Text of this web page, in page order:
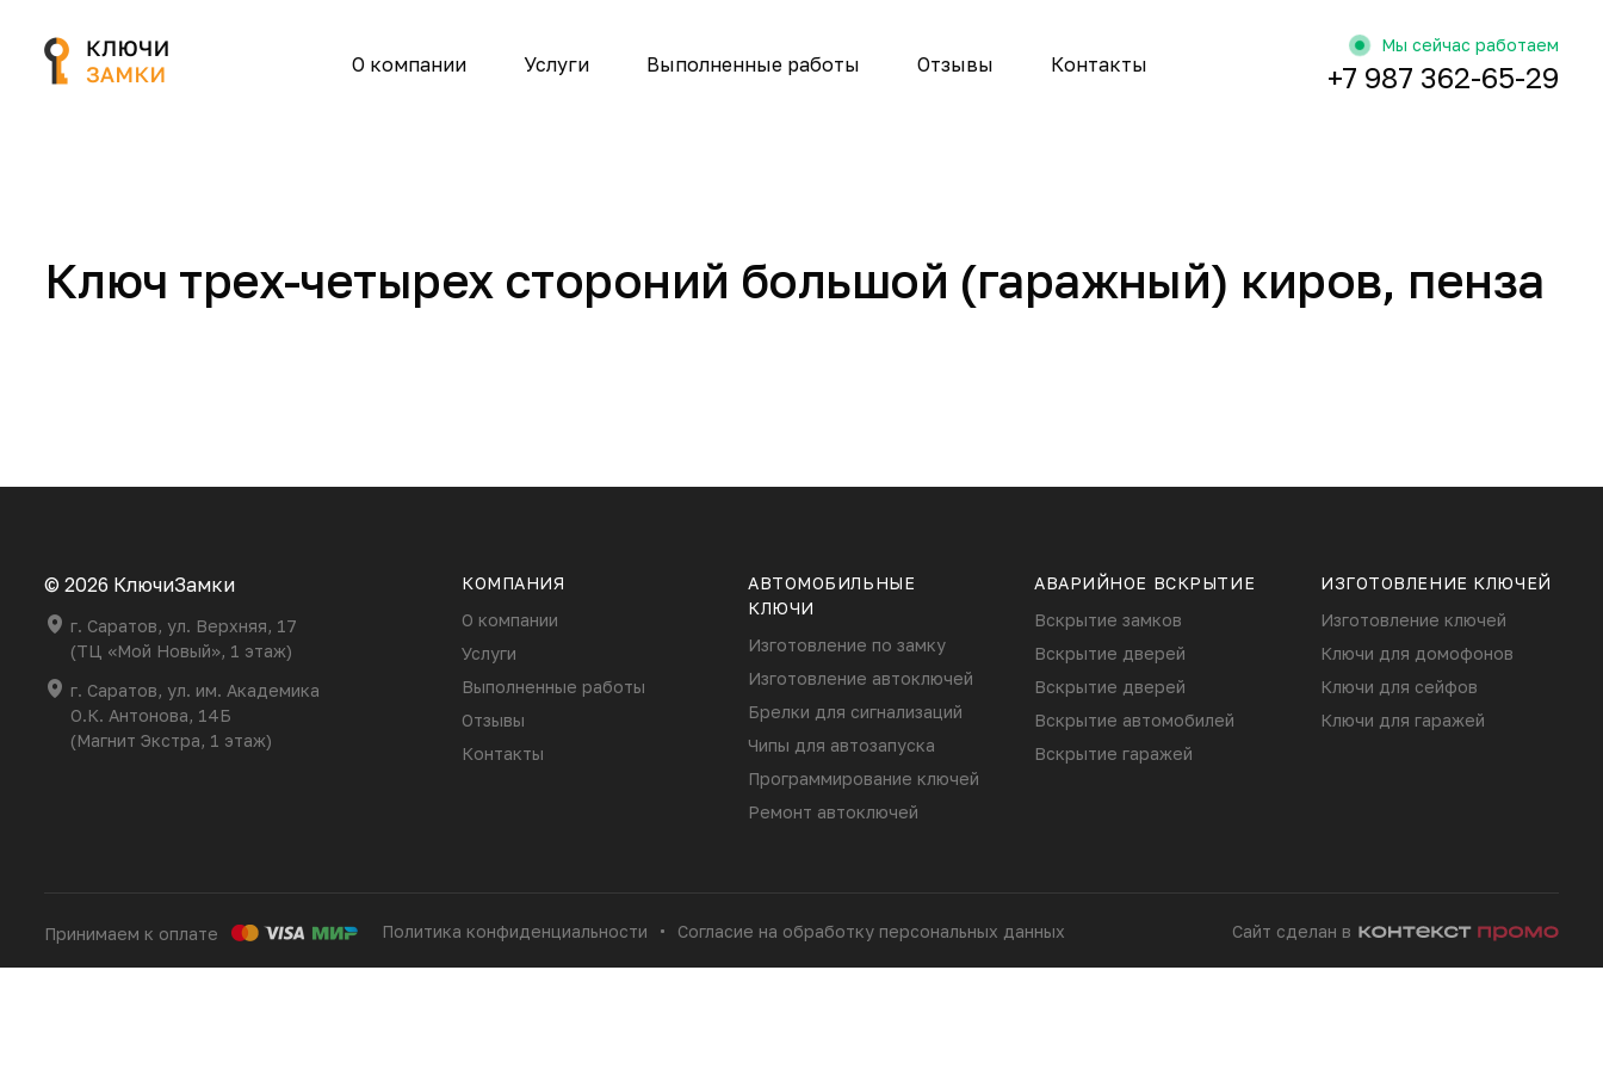
О компании Услуги Выполненные работы Отзывы Контакты
Мы сейчас работаем
+7 987 362-65-29
Ключ трех-четырех стороний большой (гаражный) киров, пенза
© 2026 КлючиЗамки
г. Саратов, ул. Верхняя, 17
(ТЦ «Мой Новый», 1 этаж)
г. Саратов, ул. им. Академика
О.К. Антонова, 14Б
(Магнит Экстра, 1 этаж)
КОМПАНИЯ
О компании
Услуги
Выполненные работы
Отзывы
Контакты
АВТОМОБИЛЬНЫЕ
КЛЮЧИ
Изготовление по замку
Изготовление автоключей
Брелки для сигнализаций
Чипы для автозапуска
Программирование ключей
Ремонт автоключей
АВАРИЙНОЕ ВСКРЫТИЕ
Вскрытие замков
Вскрытие дверей
Вскрытие дверей
Вскрытие автомобилей
Вскрытие гаражей
ИЗГОТОВЛЕНИЕ КЛЮЧЕЙ
Изготовление ключей
Ключи для домофонов
Ключи для сейфов
Ключи для гаражей
Принимаем к оплате Политика конфиденциальности Согласие на обработку персональных данных Сайт сделан в